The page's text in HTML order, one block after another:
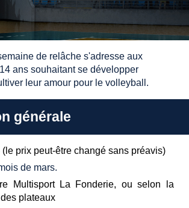
de relâche s'adresse aux
ans souhaitant se développer
leur amour pour le volleyball.
générale
(le prix peut-être changé sans préavis)
de mars.
Multisport La Fonderie, ou selon la
plateaux